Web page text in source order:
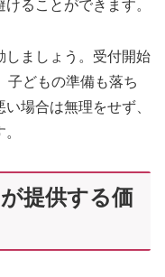
ることができます。
しましょう。受付開始
子どもの準備も落ち
場合は無理をせず、
提供する価